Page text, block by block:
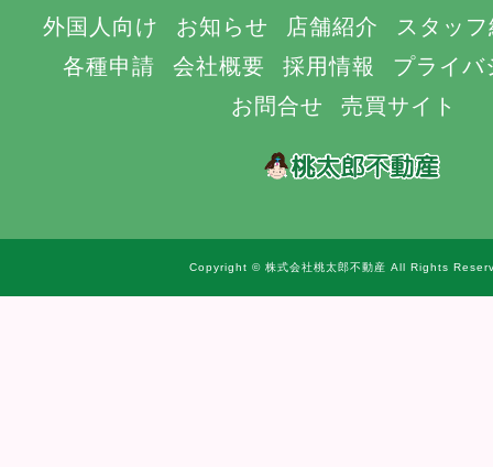
外国人向け
お知らせ 店舗紹介
スタッ
各種申請
会社概要 採用情報
プライバ
お問合せ
売買サイト
Copyright © 株式会社桃太郎不動産 All Rights